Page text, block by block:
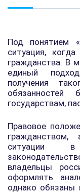
Под понятием
ситуация,
гражданства. В
единый
получения
государствам,
Правовое
ситуации в
владельцы
оформлять
однако обязаны